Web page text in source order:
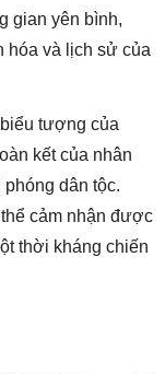
gian yên bình,
hóa và lịch sử của
tượng của
kết của nhân
dân tộc.
cảm nhận được
thời kháng chiến